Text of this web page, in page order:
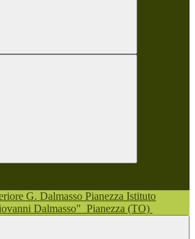
Istituto
Dalmasso" Pianezza (TO)